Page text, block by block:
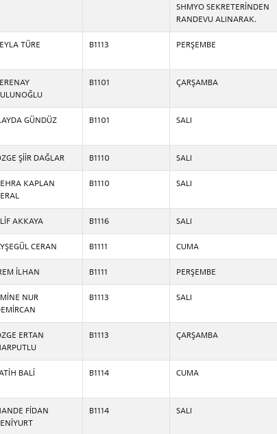
ADAY ÖĞRENCİ
LİSANSÜSTÜ EĞİTİM
ADAYLARI
SHMYO SEKRETERİNDEN
RANDEVU ALINARAK.
TÜRE B1113 PERŞEMBE
B1101 ÇARŞAMBA
GÜNDÜZ B1101 SALI
ŞİİR DAĞLAR B1110 SALI
KAPLAN
B1110 SALI
AKKAYA B1116 SALI
CERAN B1111 CUMA
İLHAN B1111 PERŞEMBE
NUR
B1113 SALI
ERTAN
B1113 ÇARŞAMBA
BALİ B1114 CUMA
FİDAN
B1114 SALI